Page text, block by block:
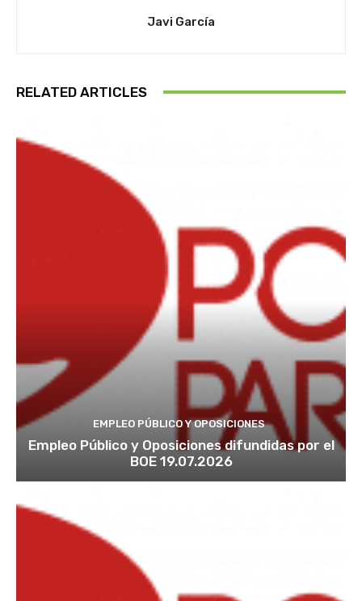
Javi García
RELATED ARTICLES
EMPLEO PÚBLICO Y OPOSICIONES
Empleo Público y Oposiciones difundidas por el
BOE 19.07.2026